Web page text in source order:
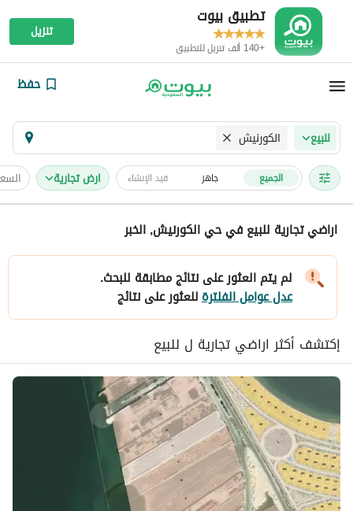
تطبيق بيوت
+140 ألف تنزيل للتطبيق
تنزيل
حفظ
للبيع الكورنيش
الجميع جاهز قيد الإنشاء ارض تجارية
اراضي تجارية للبيع في حي الكورنيش, الخبر
لم يتم العثور على نتائج مطابقة للبحث.
عدل عوامل الفلترةللعثور على نتائج
إكتشف أكثر اراضي تجارية ل للبيع